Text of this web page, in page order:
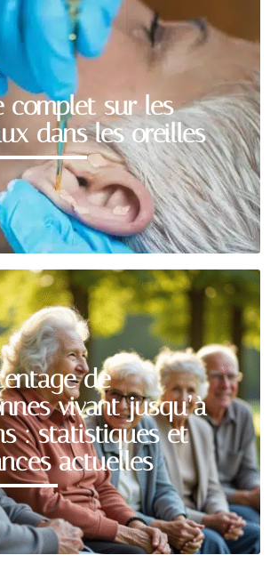
complet sur les
dans les oreilles
de
vivant jusqu’à
: statistiques et
actuelles